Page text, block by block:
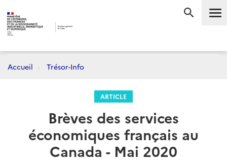
Accueil Trésor-Info
ARTICLE
Brèves des services
économiques français au
Canada - Mai 2020